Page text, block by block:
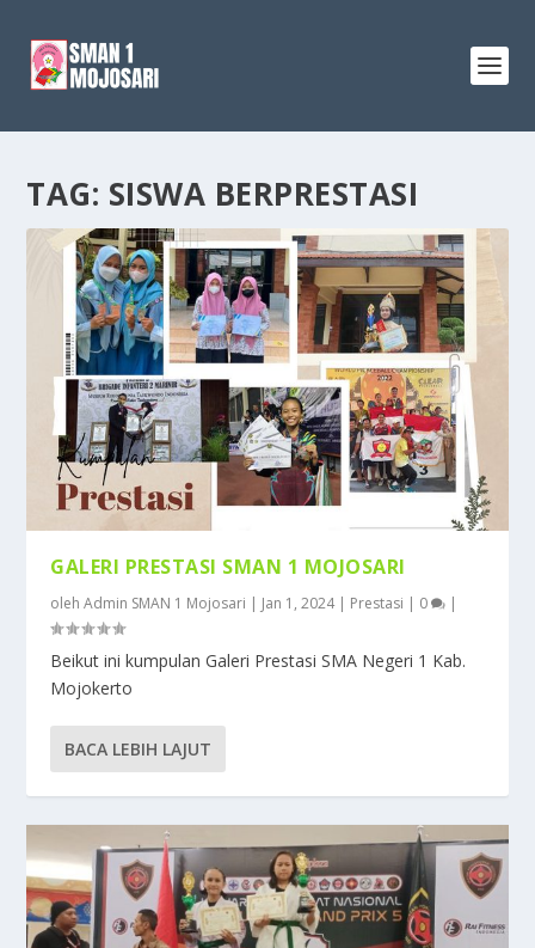
TAG: SISWA BERPRESTASI
GALERI PRESTASI SMAN 1 MOJOSARI
olehAdmin SMAN 1 Mojosari | Jan 1, 2024| Prestasi | 0 |
Beikut ini kumpulan Galeri Prestasi SMA Negeri 1 Kab.
Mojokerto
BACA LEBIH LAJUT